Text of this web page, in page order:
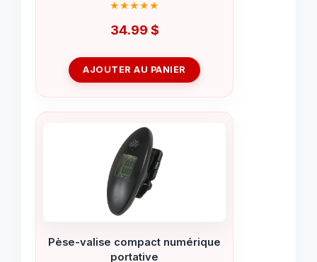
34.99 $
AJOUTER AU PANIER
Pèse-valise compact numérique
portative